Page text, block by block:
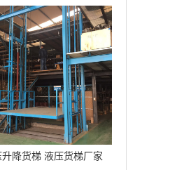
降货梯 液压货梯厂家